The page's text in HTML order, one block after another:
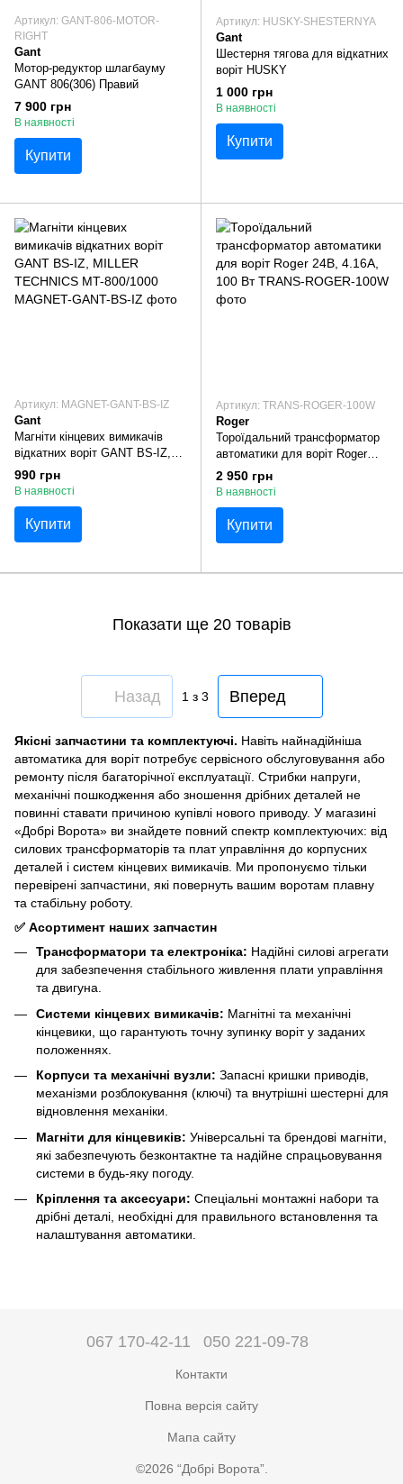
Артикул: GANT-806-MOTOR-
RIGHT
Gant
Мотор-редуктор шлагбауму
GANT 806(306) Правий
7 900 грн
В наявності
Купити
Артикул: HUSKY-SHESTERNYA
Gant
Шестерня тягова для відкатних
воріт HUSKY
1 000 грн
В наявності
Купити
Артикул: MAGNET-GANT-BS-IZ
Gant
Магніти кінцевих вимикачів
відкатних воріт GANT BS-IZ,
MILLER TECHNICS MT-
800/1000
990 грн
В наявності
Купити
Артикул: TRANS-ROGER-100W
Roger
Тороїдальний трансформатор
автоматики для воріт Roger
24В, 4.16А, 100 Вт
2 950 грн
В наявності
Купити
Показати ще 20 товарів
Назад 1з 3 Вперед
Якісні запчастини та комплектуючі. Навіть найнадійніша
автоматика для воріт потребує сервісного обслуговування або
ремонту після багаторічної експлуатації. Стрибки напруги,
механічні пошкодження або зношення дрібних деталей не
повинні ставати причиною купівлі нового приводу. У магазині
«Добрі Ворота» ви знайдете повний спектр комплектуючих: від
силових трансформаторів та плат управління до корпусних
деталей і систем кінцевих вимикачів. Ми пропонуємо тільки
перевірені запчастини, які повернуть вашим воротам плавну
та стабільну роботу.
✅ Асортимент наших запчастин
Трансформатори та електроніка: Надійні силові агрегати
для забезпечення стабільного живлення плати управління
та двигуна.
Системи кінцевих вимикачів: Магнітні та механічні
кінцевики, що гарантують точну зупинку воріт у заданих
положеннях.
Корпуси та механічні вузли: Запасні кришки приводів,
механізми розблокування (ключі) та внутрішні шестерні для
відновлення механіки.
Магніти для кінцевиків: Універсальні та брендові магніти,
які забезпечують безконтактне та надійне спрацьовування
системи в будь-яку погоду.
Кріплення та аксесуари: Спеціальні монтажні набори та
дрібні деталі, необхідні для правильного встановлення та
налаштування автоматики.
067 170-42-11 050 221-09-78
Контакти
Повна версія сайту
Мапа сайту
©2026 “Добрі Ворота”.